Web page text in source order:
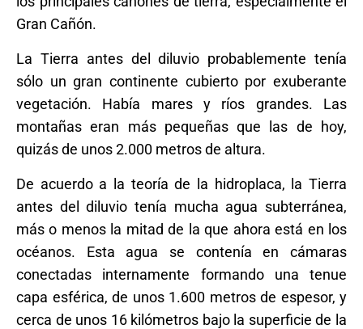
Gran Cañón.
La Tierra antes del diluvio probablemente tenía
sólo un gran continente cubierto por exuberante
vegetación. Había mares y ríos grandes. Las
montañas eran más pequeñas que las de hoy,
quizás de unos 2.000 metros de altura.
De acuerdo a la teoría de la hidroplaca, la Tierra
antes del diluvio tenía mucha agua subterránea,
más o menos la mitad de la que ahora está en los
océanos. Esta agua se contenía en cámaras
conectadas internamente formando una tenue
capa esférica, de unos 1.600 metros de espesor, y
cerca de unos 16 kilómetros bajo la superficie de la